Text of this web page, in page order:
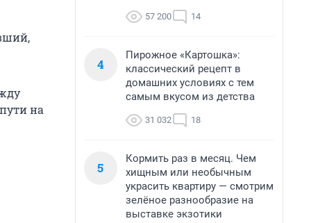
на
57 200 14
4
Пирожное «Картошка»:
классический рецепт в
домашних условиях с тем
самым вкусом из детства
31 032 18
5
Кормить раз в месяц. Чем
хищным или необычным
украсить квартиру — смотрим
зелёное разнообразие на
выставке экзотики